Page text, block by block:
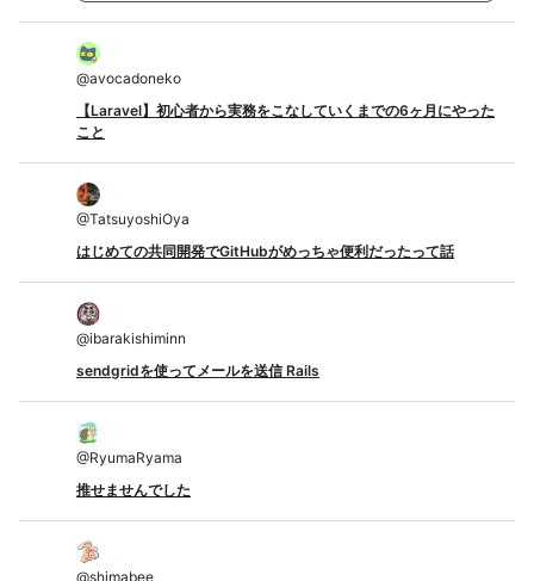
@avocadoneko
【Laravel】初心者から実務をこなしていくまでの6ヶ月にやった
こと
@TatsuyoshiOya
はじめての共同開発でGitHubがめっちゃ便利だったって話
@ibarakishiminn
sendgridを使ってメールを送信 Rails
@RyumaRyama
推せませんでした
@shimabee